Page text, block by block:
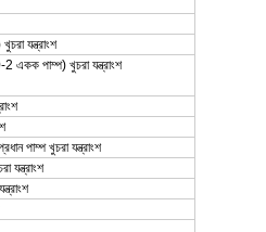
যন্ত্রাংশ
পাম্প) খুচরা যন্ত্রাংশ
পাম্প খুচরা যন্ত্রাংশ